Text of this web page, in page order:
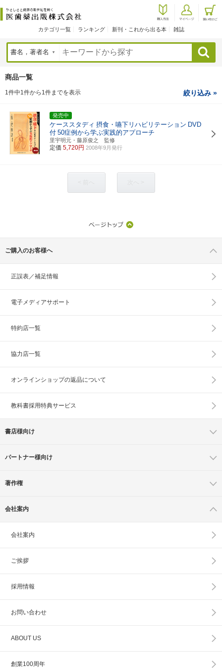
カテゴリ一覧 ランキング 新刊・これから出る本 雑誌
検索
商品一覧
1件中1件から1件までを表示 絞り込み »
発売中
ケーススタディ 摂食・嚥下リハビリテーション DVD
付 50症例から学ぶ実践的アプローチ
里宇明元・藤原俊之 監修
定価 5,720円 2008年9月発行
ご購入のお客様へ
正誤表／補足情報
電子メディアサポート
特約店一覧
協力店一覧
オンラインショップの返品について
教科書採用特典サービス
書店様向け
パートナー様向け
著作権
会社案内
会社案内
ご挨拶
採用情報
お問い合わせ
ABOUT US
創業100周年